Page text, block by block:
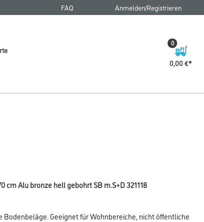
FAQ Anmelden/Registrieren
0,00 €
0
cm Alu bronze hell gebohrt SB m.S+D 321118
Geeignet für Wohnbereiche, nicht öffentliche